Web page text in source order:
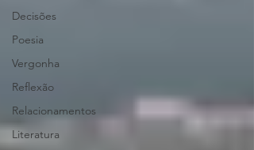
Decisões
Poesia
Vergonha
Reflexão
Relacionamentos
Literatura